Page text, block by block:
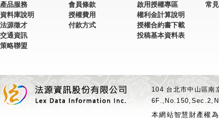
產品服務
資料庫說明
法源徵才
交通資訊
策略聯盟
會員條款
授權費用
付款方式
啟用授權專區
權利金計算說明
授權合約書下載
投稿基本資料表
常
104 台北市中山區
本網站智慧財產權